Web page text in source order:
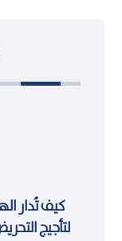
كيف تُدار
لتأجيج